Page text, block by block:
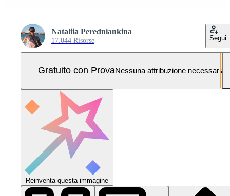
Nataliia Peredniankina
17.044 Risorse Segui
Gratuito con ProvaNessuna attribuzione necessaria
Reinventa questa immagine